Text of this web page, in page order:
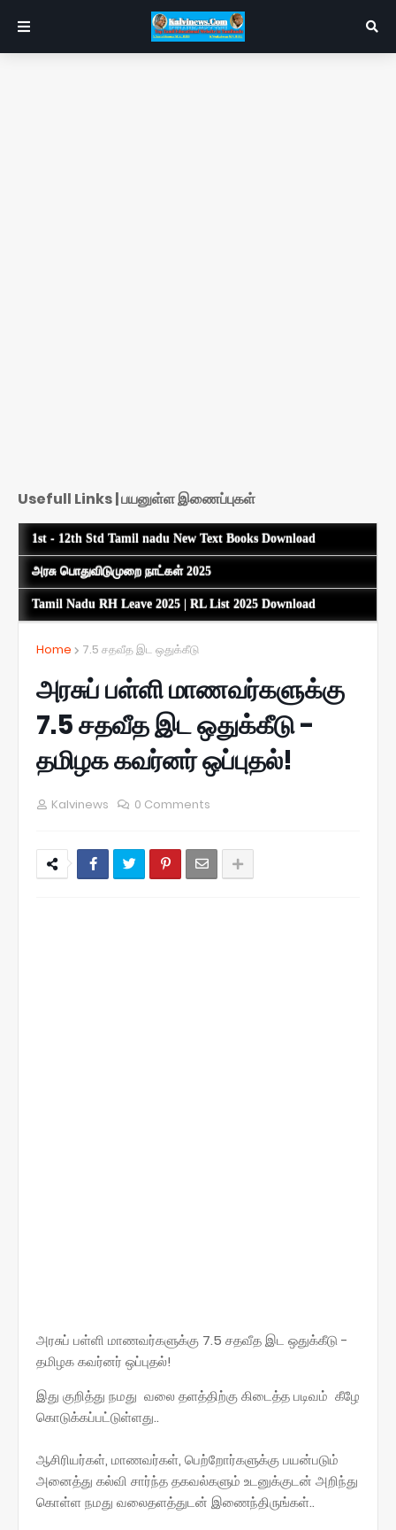
Usefull Links | பயனுள்ள இணைப்புகள்
1st - 12th Std Tamil nadu New Text Books Download
அரசு பொதுவிடுமுறை நாட்கள் 2025
Tamil Nadu RH Leave 2025 | RL List 2025 Download
Home 7.5 சதவீத இட ஒதுக்கீடு
அரசுப் பள்ளி மாணவர்களுக்கு
7.5 சதவீத இட ஒதுக்கீடு -
தமிழக கவர்னர் ஒப்புதல்!
Kalvinews 0 Comments
அரசுப் பள்ளி மாணவர்களுக்கு 7.5 சதவீத இட ஒதுக்கீடு -
தமிழக கவர்னர் ஒப்புதல்!
இது குறித்து நமது வலை தளத்திற்கு கிடைத்த படிவம் கீழே
கொடுக்கப்பட்டுள்ளது..
ஆசிரியர்கள், மாணவர்கள், பெற்றோர்களுக்கு பயன்படும்
அனைத்து கல்வி சார்ந்த தகவல்களும் உடனுக்குடன் அறிந்து
கொள்ள நமது வலைதளத்துடன் இணைந்திருங்கள்..